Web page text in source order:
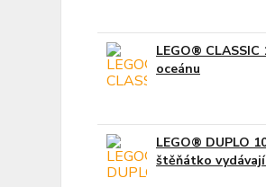
LEGO®
oceánu
LEGO® DUPLO
štěňátko